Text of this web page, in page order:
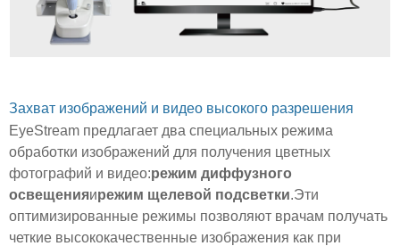
Захват изображений и видео высокого разрешения
EyeStream предлагает два специальных режима
обработки изображений для получения цветных
фотографий и видео:режим диффузного
освещенияирежим щелевой подсветки.Эти
оптимизированные режимы позволяют врачам получать
четкие высококачественные изображения как при